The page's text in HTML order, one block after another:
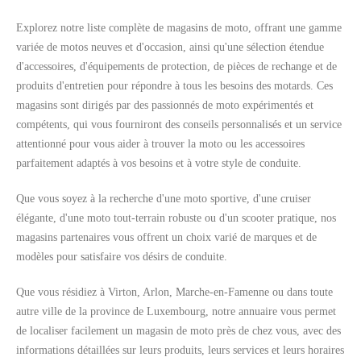
Explorez notre liste complète de magasins de moto, offrant une gamme
variée de motos neuves et d'occasion, ainsi qu'une sélection étendue
d'accessoires, d'équipements de protection, de pièces de rechange et de
produits d'entretien pour répondre à tous les besoins des motards. Ces
magasins sont dirigés par des passionnés de moto expérimentés et
compétents, qui vous fourniront des conseils personnalisés et un service
attentionné pour vous aider à trouver la moto ou les accessoires
parfaitement adaptés à vos besoins et à votre style de conduite.
Que vous soyez à la recherche d'une moto sportive, d'une cruiser
élégante, d'une moto tout-terrain robuste ou d'un scooter pratique, nos
magasins partenaires vous offrent un choix varié de marques et de
modèles pour satisfaire vos désirs de conduite.
Que vous résidiez à Virton, Arlon, Marche-en-Famenne ou dans toute
autre ville de la province de Luxembourg, notre annuaire vous permet
de localiser facilement un magasin de moto près de chez vous, avec des
informations détaillées sur leurs produits, leurs services et leurs horaires